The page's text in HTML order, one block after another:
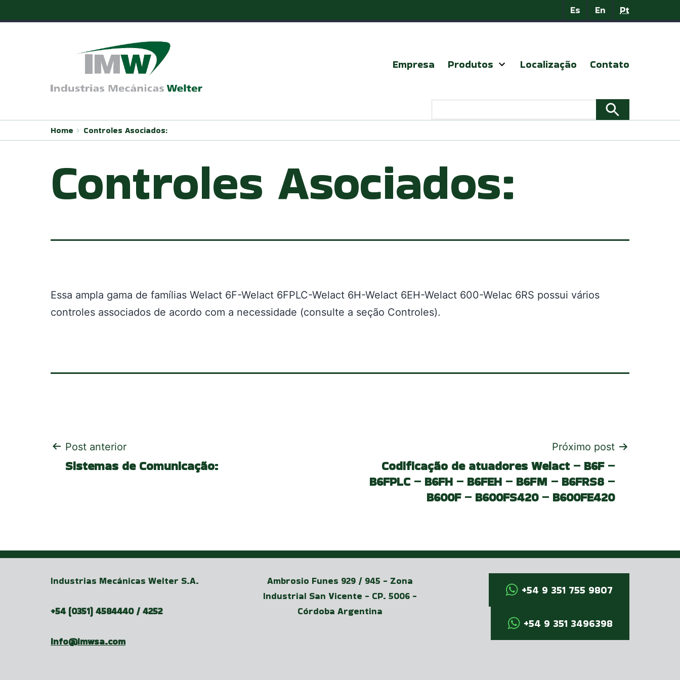
para
Es En Pt
Empresa Produtos
Abrir
Localização Contato
Home Controles Asociados:
Controles Asociados:
Essa ampla gama de famílias Welact 6F-Welact 6FPLC-Welact 6H-Welact 6EH-Welact 600-Welac 6RS possui vários
controles associados de acordo com a necessidade (consulte a seção Controles).
Navegação
Post anterior
Sistemas de Comunicação:
Próximo post
Codificação de atuadores Welact – B6F –
B6FPLC – B6FH – B6FEH – B6FM – B6FRS8 –
B600F – B600FS420 – B600FE420
Industrias Mecánicas Welter S.A.
+54 (0351) 4584440 / 4252
info@imwsa.com
Ambrosio Funes 929 / 945 - Zona
Industrial San Vicente - CP. 5006 -
Córdoba Argentina
+54 9 351 755 9807
+54 9 351 3496398